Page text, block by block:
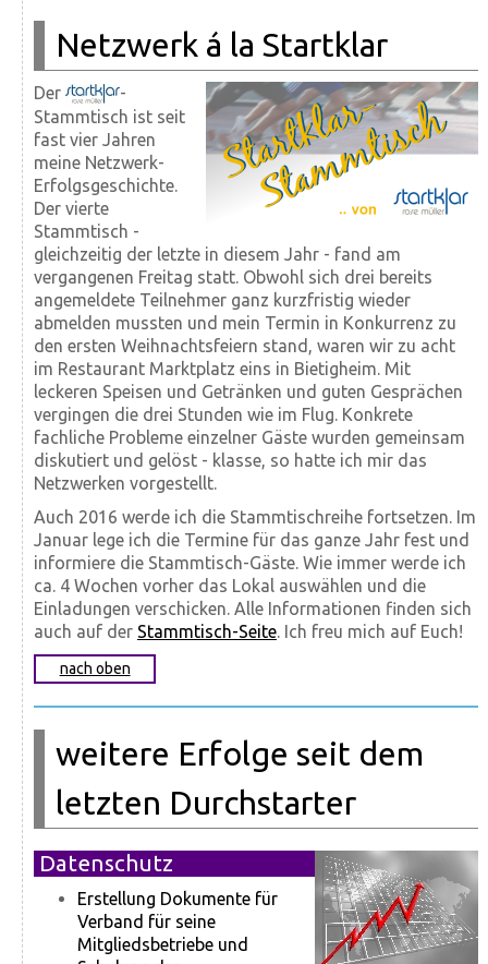
Netzwerk á la Startklar
Der
-
Stammtisch ist seit
fast vier Jahren
meine Netzwerk-
Erfolgsgeschichte.
Der vierte
Stammtisch -
gleichzeitig der letzte in diesem Jahr - fand am
vergangenen Freitag statt. Obwohl sich drei bereits
angemeldete Teilnehmer ganz kurzfristig wieder
abmelden mussten und mein Termin in Konkurrenz zu
den ersten Weihnachtsfeiern stand, waren wir zu acht
im Restaurant Marktplatz eins in Bietigheim. Mit
leckeren Speisen und Getränken und guten Gesprächen
vergingen die drei Stunden wie im Flug. Konkrete
fachliche Probleme einzelner Gäste wurden gemeinsam
diskutiert und gelöst - klasse, so hatte ich mir das
Netzwerken vorgestellt.
Auch 2016 werde ich die Stammtischreihe fortsetzen. Im
Januar lege ich die Termine für das ganze Jahr fest und
informiere die Stammtisch-Gäste. Wie immer werde ich
ca. 4 Wochen vorher das Lokal auswählen und die
Einladungen verschicken. Alle Informationen finden sich
auch auf der Stammtisch-Seite. Ich freu mich auf Euch!
nach oben
weitere Erfolge seit dem
letzten Durchstarter
Datenschutz
Erstellung Dokumente für
Verband für seine
Mitgliedsbetriebe und